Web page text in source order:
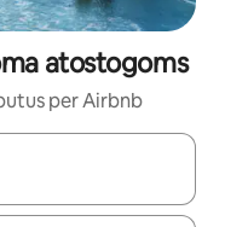
atostogoms
per Airbnb
naršyti galite